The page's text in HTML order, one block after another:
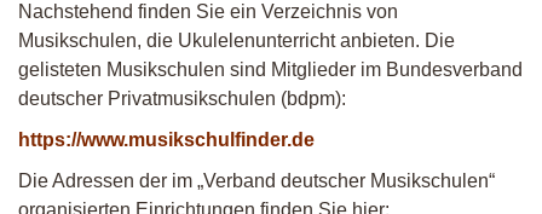
Nachstehend finden Sie ein Verzeichnis von
Musikschulen, die Ukulelenunterricht anbieten. Die
gelisteten Musikschulen sind Mitglieder im Bundesverband
deutscher Privatmusikschulen (bdpm):
https://www.musikschulfinder.de
Die Adressen der im „Verband deutscher Musikschulen“
organisierten Einrichtungen finden Sie hier: